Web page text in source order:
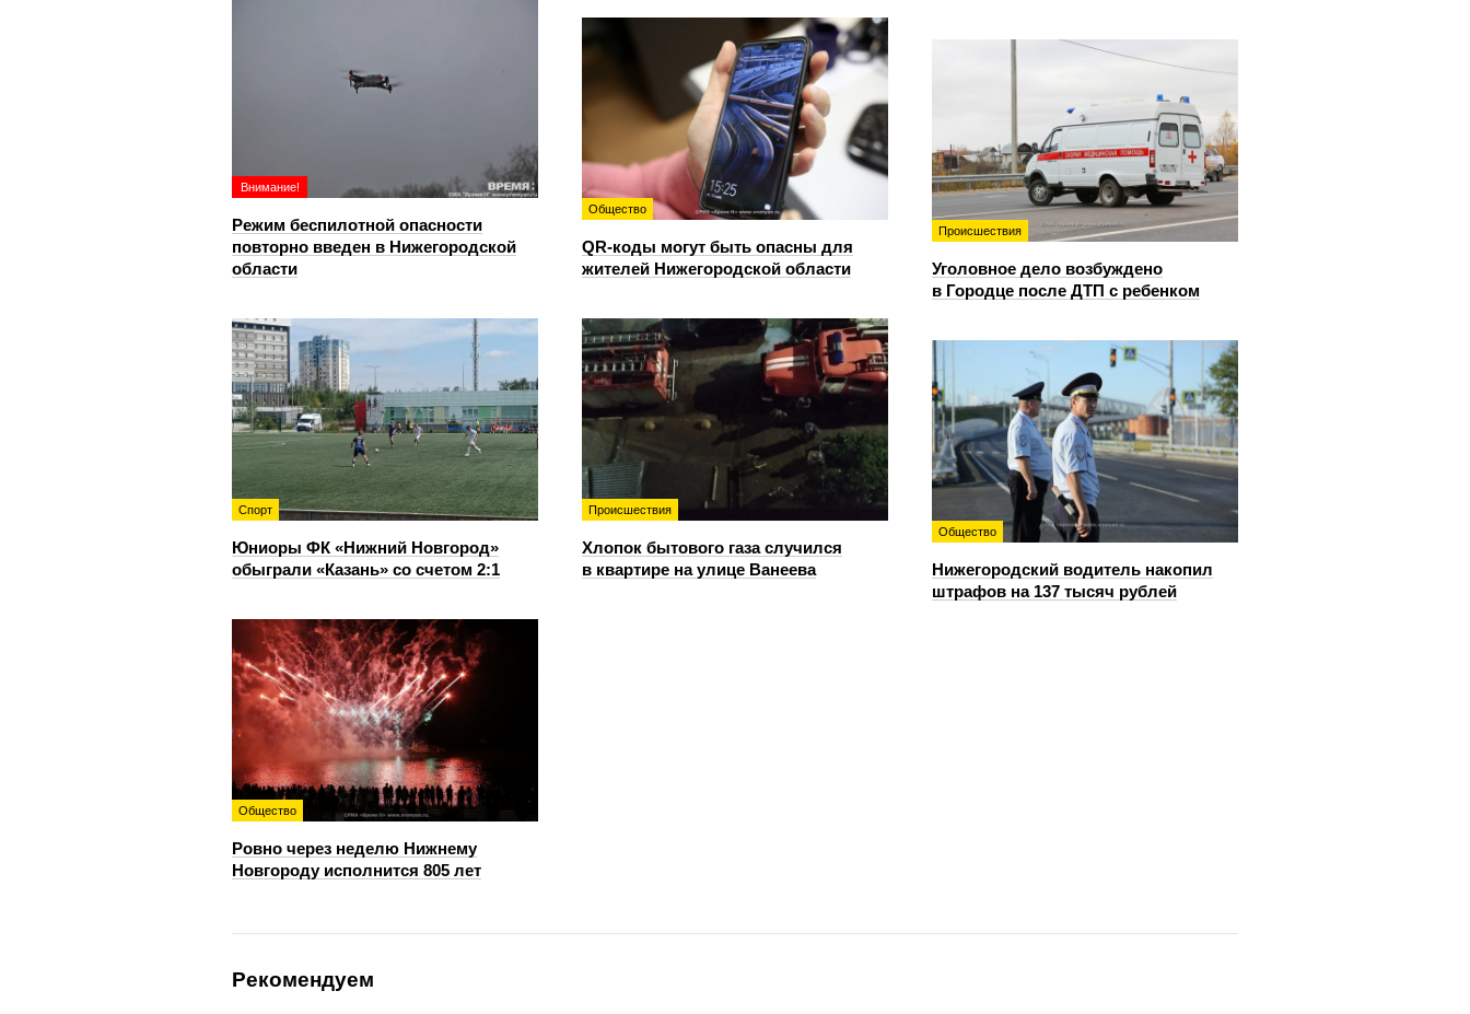
Внимание!
Режим беспилотной опасности
повторно введен в Нижегородской
области
Общество
QR-коды могут быть опасны для
жителей Нижегородской области
Происшествия
Уголовное дело возбуждено
в Городце после ДТП с ребенком
Спорт
Юниоры ФК «Нижний Новгород»
обыграли «Казань» со счетом 2:1
Происшествия
Хлопок бытового газа случился
в квартире на улице Ванеева
Общество
Нижегородский водитель накопил
штрафов на 137 тысяч рублей
Общество
Ровно через неделю Нижнему
Новгороду исполнится 805 лет
Рекомендуем